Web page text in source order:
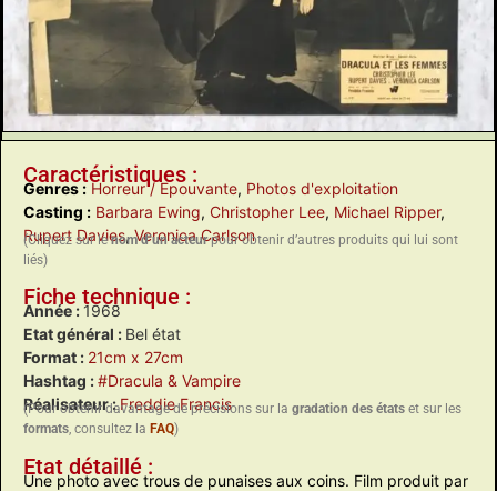
Caractéristiques :
Genres : Horreur / Epouvante, Photos d'exploitation
Casting : Barbara Ewing, Christopher Lee, Michael Ripper,
Rupert Davies,Veronica Carlson
(Cliquez sur lenom d’un acteurpour obtenir d’autres produits qui lui sont
liés)
Fiche technique :
Année : 1968
Etat général : Bel état
Format : 21cm x 27cm
Hashtag :#Dracula & Vampire
Réalisateur :Freddie Francis
(Pour obtenir davantage de précisions sur la gradation des états et sur les
formats, consultez la FAQ)
Etat détaillé :
Une photo avec trous de punaises aux coins. Film produit par